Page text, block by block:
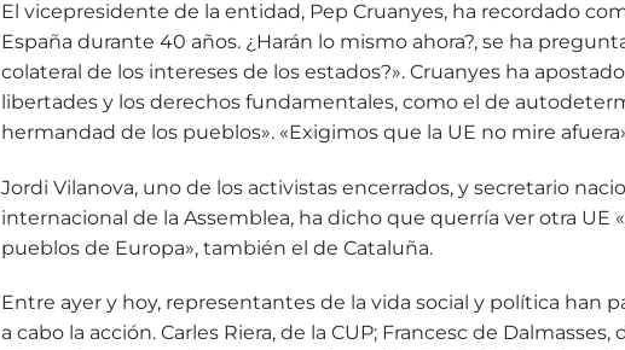
El vicepresidente de la entidad, Pep Cruanyes, ha recordado
España durante 40 años. ¿Harán lo mismo ahora?, se ha
colateral de los intereses de los estados?». Cruanyes ha
libertades y los derechos fundamentales, como el de
hermandad de los pueblos». «Exigimos que la UE no mire
Jordi Vilanova, uno de los activistas encerrados, y secretario
internacional de la Assemblea, ha dicho que querría ver otra
pueblos de Europa», también el de Cataluña.
Entre ayer y hoy, representantes de la vida social y política han
a cabo la acción. Carles Riera, de la CUP; Francesc de